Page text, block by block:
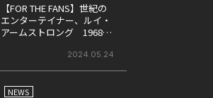
【FOR THE FANS】世紀の
エンターテイナー、ルイ・
アームストロング 1968年
ライヴ盤をリリース！
2024.05.24
NEWS